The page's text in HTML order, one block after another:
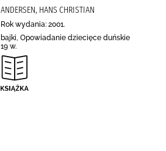
ANDERSEN, HANS CHRISTIAN
Rok wydania: 2001.
bajki, Opowiadanie dziecięce duńskie
19 w.